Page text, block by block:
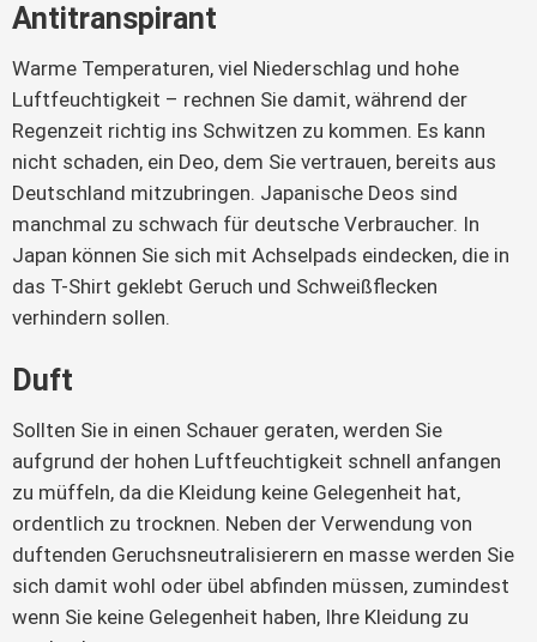
Antitranspirant
Warme Temperaturen, viel Niederschlag und hohe
Luftfeuchtigkeit – rechnen Sie damit, während der
Regenzeit richtig ins Schwitzen zu kommen. Es kann
nicht schaden, ein Deo, dem Sie vertrauen, bereits aus
Deutschland mitzubringen. Japanische Deos sind
manchmal zu schwach für deutsche Verbraucher. In
Japan können Sie sich mit Achselpads eindecken, die in
das T-Shirt geklebt Geruch und Schweißflecken
verhindern sollen.
Duft
Sollten Sie in einen Schauer geraten, werden Sie
aufgrund der hohen Luftfeuchtigkeit schnell anfangen
zu müffeln, da die Kleidung keine Gelegenheit hat,
ordentlich zu trocknen. Neben der Verwendung von
duftenden Geruchsneutralisierern en masse werden Sie
sich damit wohl oder übel abfinden müssen, zumindest
wenn Sie keine Gelegenheit haben, Ihre Kleidung zu